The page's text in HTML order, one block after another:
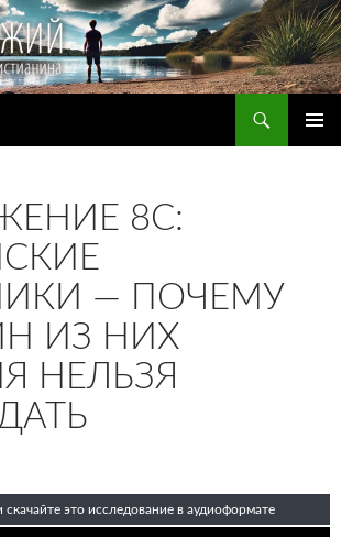
8C:
— ПОЧЕМУ
ИЗ НИХ
НЕЛЬЗЯ
это исследование в аудиоформате